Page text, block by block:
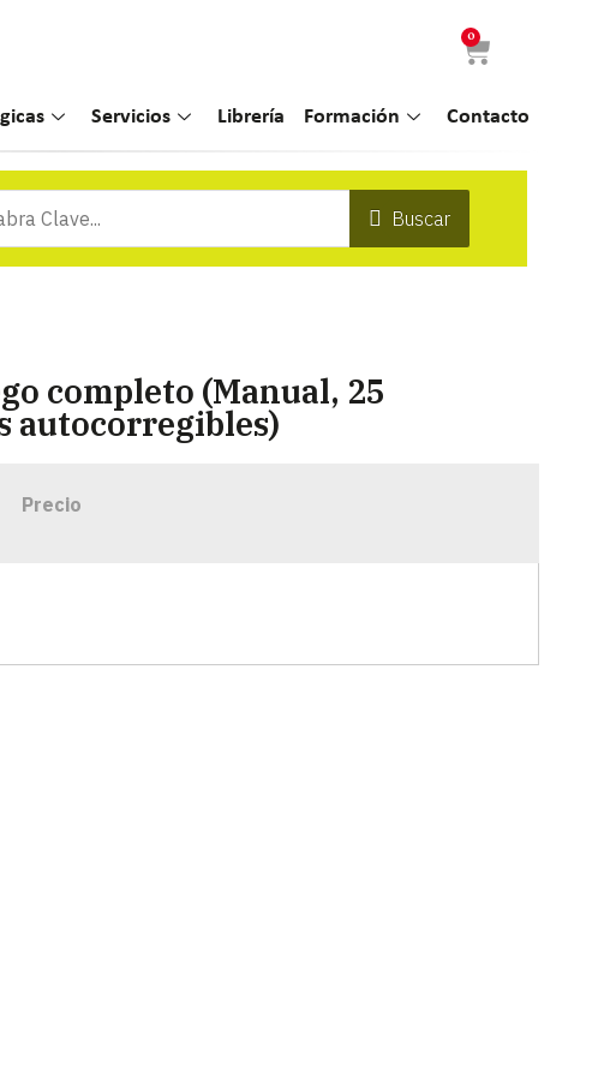
0
Servicios Librería Formación Contacto
Buscar
completo (Manual, 25
autocorregibles)
Precio